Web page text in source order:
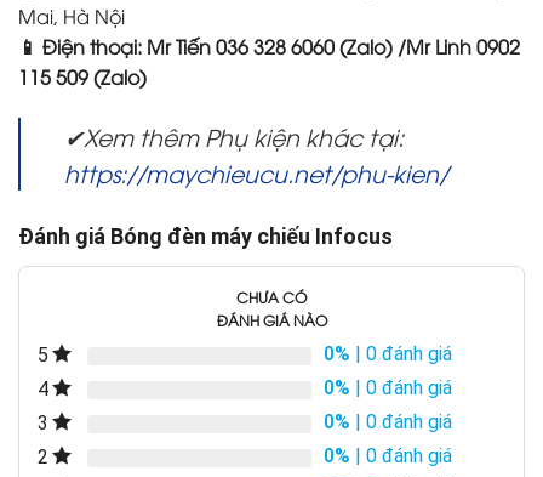
Mai, Hà Nội
📱 Điện thoại: Mr Tiến 036 328 6060 (Zalo) /Mr Linh 0902
115 509 (Zalo)
✔Xem thêm Phụ kiện khác tại:
https://maychieucu.net/phu-kien/
Đánh giá Bóng đèn máy chiếu Infocus
CHƯA CÓ
ĐÁNH GIÁ NÀO
5 0% | 0 đánh giá
4
0% | 0 đánh giá
3
0% | 0 đánh giá
2
0% | 0 đánh giá